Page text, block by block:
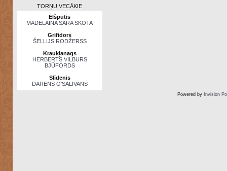
TORŅU VECĀKIE
Elšpūtis
MADELAINA SĀRA SKOTA
Grifidors
ŠELLIJS RODŽERSS
Kraukļanags
HERBERTS VILBURS
BJŪFORDS
Slīdenis
DARENS O’SALIVANS
Powered by Invision